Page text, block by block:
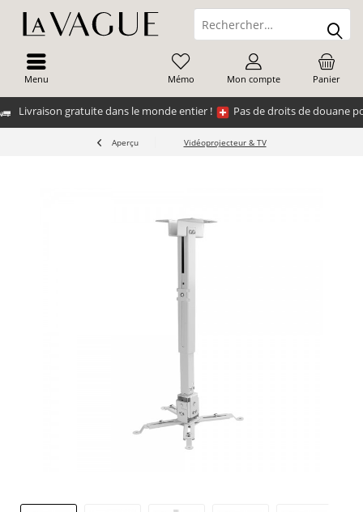
Livraison gratuite dans le monde entier ! Pas de droits de douane
Menu Panier
Mémo Mon compte
Aperçu Vidéoprojecteur & TV